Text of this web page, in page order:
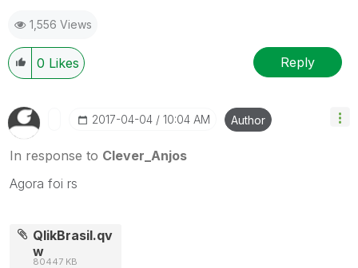
1,556 Views
0 Likes Reply
‎2017-04-04 10:04 AM Author
In response to Clever_Anjos
Agora foi rs
QlikBrasil.qv
w
80447 KB